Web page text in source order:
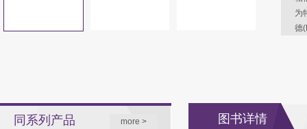
为
德
同系列产品 more > 图书详情